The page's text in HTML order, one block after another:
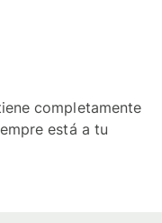
completamente
está a tu